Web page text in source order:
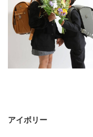
アイボリー